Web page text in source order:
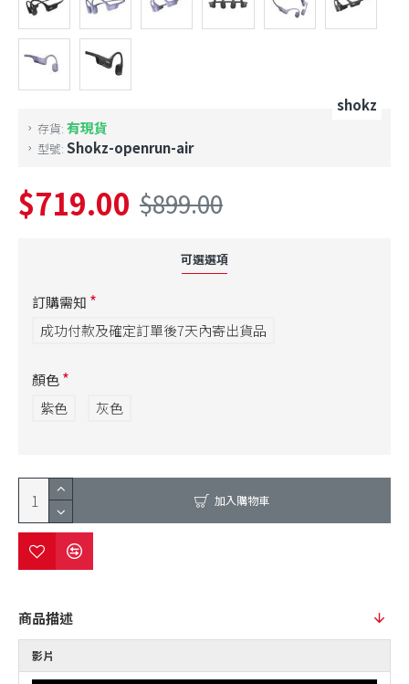
存貨: 有現貨
型號: Shokz-openrun-air
shokz
$719.00 $899.00
可選選項
訂購需知
成功付款及確定訂單後7天內寄出貨品
顏色
紫色
灰色
加入購物車
商品描述
影片